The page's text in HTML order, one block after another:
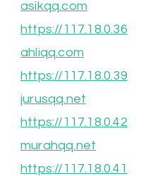
asikqq.com
https://117.18.0.36
ahliqq.com
https://117.18.0.39
jurusqq.net
https://117.18.0.42
murahqq.net
https://117.18.0.41